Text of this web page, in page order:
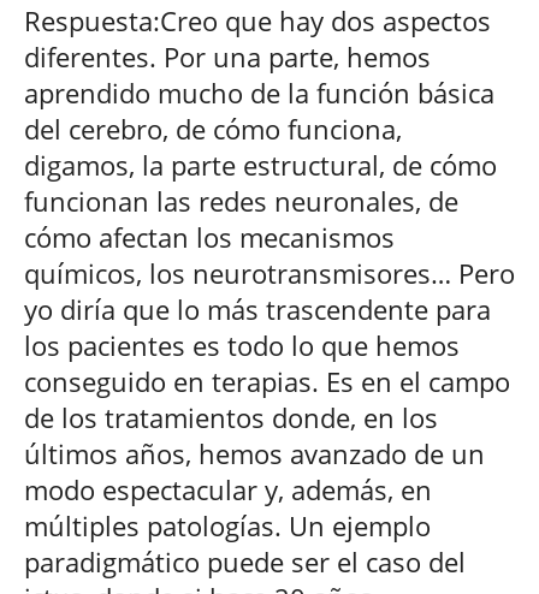
Respuesta:Creo que hay dos aspectos
diferentes. Por una parte, hemos
aprendido mucho de la función básica
del cerebro, de cómo funciona,
digamos, la parte estructural, de cómo
funcionan las redes neuronales, de
cómo afectan los mecanismos
químicos, los neurotransmisores… Pero
yo diría que lo más trascendente para
los pacientes es todo lo que hemos
conseguido en terapias. Es en el campo
de los tratamientos donde, en los
últimos años, hemos avanzado de un
modo espectacular y, además, en
múltiples patologías. Un ejemplo
paradigmático puede ser el caso del